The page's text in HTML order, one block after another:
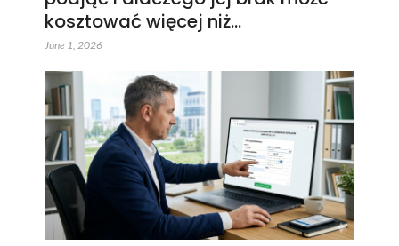
kosztować więcej niż…
June 1, 2026